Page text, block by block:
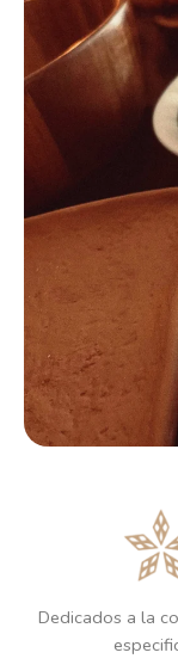
Dedicados a la